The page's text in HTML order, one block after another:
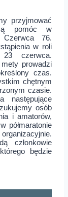
przyjmować
pomóc w
Czerwca 76.
w roli
23 czerwca.
prowadzi
czas.
chętnym
czasie.
następujące
osób
i amatorów,
półmaratonie
członkowie
będzie